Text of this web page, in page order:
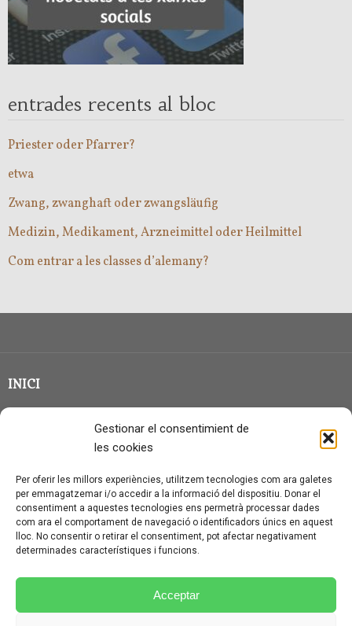
Gestionar el consentimient de
les cookies
Per oferir les millors experiències, utilitzem tecnologies com ara galetes
per emmagatzemar i/o accedir a la informació del dispositiu. Donar el
consentiment a aquestes tecnologies ens permetrà processar dades
com ara el comportament de navegació o identificadors únics en aquest
lloc. No consentir o retirar el consentiment, pot afectar negativament
determinades característiques i funcions.
Acceptar
entrades recents al bloc
Priester oder Pfarrer?
etwa
Zwang, zwanghaft oder zwangsläufig
Medizin, Medikament, Arzneimittel oder Heilmittel
Com entrar a les classes d’alemany?
INICI
QUI SOC?
CONTACTE
AVÍS LEGAL I PROTECCIÓ DE DADES
POLÍTICA DE COOKIES (UE)
CONDICIONS PARTICULARS D’ÚS I CONTRACTACIÓ
POLÍTICA DE PRIVACITAT